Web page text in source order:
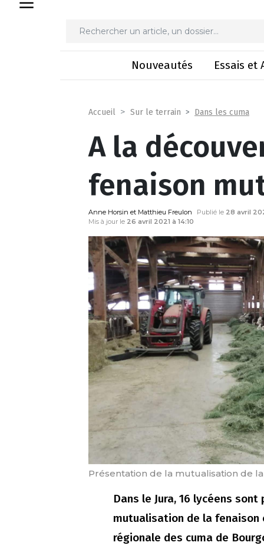
Nouveautés Essais et
Accueil Sur le terrain Dans les cuma
A la
fenaison
Anne Horsin et Matthieu Freulon Publié le 28 avril
Mis à jour le 26 avril 2021 à 14:10
Présentation de la mutualisation de
Dans le Jura, 16 lycéens
mutualisation de la
régionale des cuma de